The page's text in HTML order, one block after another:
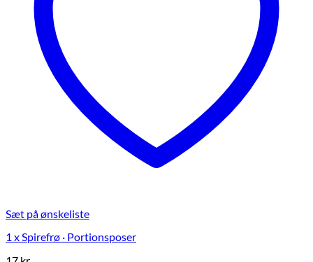
Sæt på ønskeliste
1 x Spirefrø · Portionsposer